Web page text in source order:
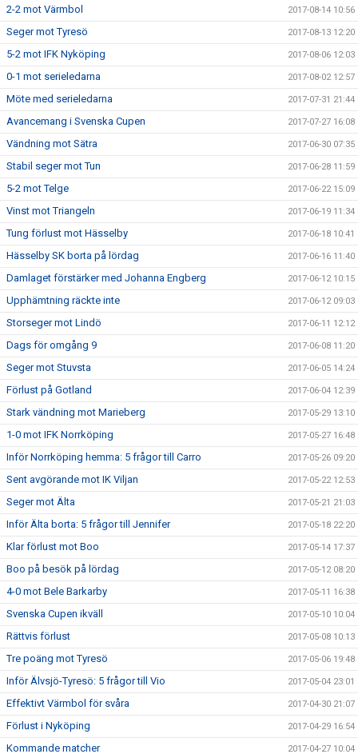
2-2 mot Värmbol 2017-08-14 10:56
Seger mot Tyresö 2017-08-13 12:20
5-2 mot IFK Nyköping 2017-08-06 12:03
0-1 mot serieledarna 2017-08-02 12:57
Möte med serieledarna 2017-07-31 21:44
Avancemang i Svenska Cupen 2017-07-27 16:08
Vändning mot Sätra 2017-06-30 07:35
Stabil seger mot Tun 2017-06-28 11:59
5-2 mot Telge 2017-06-22 15:09
Vinst mot Triangeln 2017-06-19 11:34
Tung förlust mot Hässelby 2017-06-18 10:41
Hässelby SK borta på lördag 2017-06-16 11:40
Damlaget förstärker med Johanna Engberg 2017-06-12 10:15
Upphämtning räckte inte 2017-06-12 09:03
Storseger mot Lindö 2017-06-11 12:12
Dags för omgång 9 2017-06-08 11:20
Seger mot Stuvsta 2017-06-05 14:24
Förlust på Gotland 2017-06-04 12:39
Stark vändning mot Marieberg 2017-05-29 13:10
1-0 mot IFK Norrköping 2017-05-27 16:48
Inför Norrköping hemma: 5 frågor till Carro 2017-05-26 09:20
Sent avgörande mot IK Viljan 2017-05-22 12:53
Seger mot Älta 2017-05-21 21:03
Inför Älta borta: 5 frågor till Jennifer 2017-05-18 22:20
Klar förlust mot Boo 2017-05-14 17:37
Boo på besök på lördag 2017-05-12 08:20
4-0 mot Bele Barkarby 2017-05-11 16:38
Svenska Cupen ikväll 2017-05-10 10:04
Rättvis förlust 2017-05-08 10:13
Tre poäng mot Tyresö 2017-05-06 19:48
Inför Älvsjö-Tyresö: 5 frågor till Vio 2017-05-04 23:01
Effektivt Värmbol för svåra 2017-04-30 21:07
Förlust i Nyköping 2017-04-29 16:54
Kommande matcher 2017-04-27 10:04